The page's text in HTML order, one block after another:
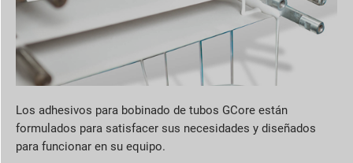
Los adhesivos para bobinado de tubos GCore están
formulados para satisfacer sus necesidades y diseñados
para funcionar en su equipo.